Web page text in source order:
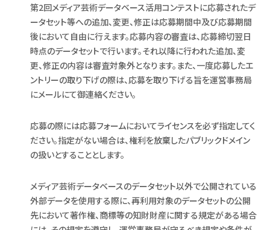
第2回メディア芸術データベース活用コンテストに応募されたデ
ータセット等への追加、変更、修正は応募期間中及び応募期間
後において自由に行えます。応募内容の審査は、応募締切翌日
時点のデータセットで行います。それ以降に行われた追加、変
更、修正の内容は審査対象外となります。また、一度応募したエ
ントリーの取り下げの際は、応募を取り下げる旨を運営事務局
にメールにて御連絡ください。
応募の際には応募フォームにおいてライセンスを必ず指定してく
ださい。指定がない場合は、権利を放棄したパブリックドメイン
の扱いとすることとします。
メディア芸術データベースのデータセット以外で公開されている
外部データを使用する際に、再利用対象のデータセットの公開
先において著作権、商標等の知財財産に関する規定がある場合